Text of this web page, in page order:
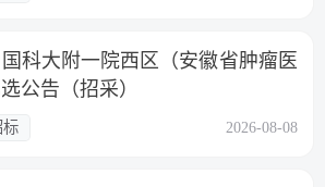
国科大附一院西区（安徽省肿瘤医
公告（招采）
标 2026-08-08